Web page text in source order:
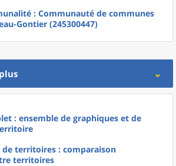
: Communauté de communes
Gontier (245300447)
: ensemble de graphiques et de
territoires : comparaison
territoires